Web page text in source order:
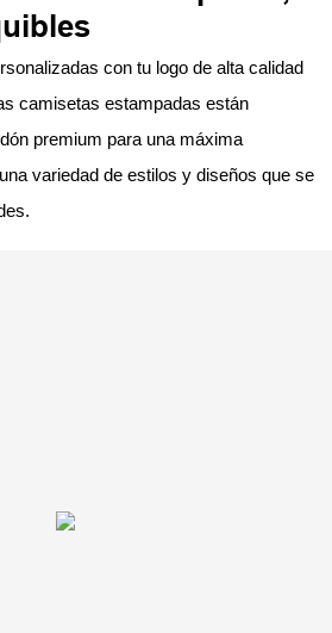
con tu logo de alta calidad
camisetas estampadas están
premium para una máxima
variedad de estilos y diseños que se